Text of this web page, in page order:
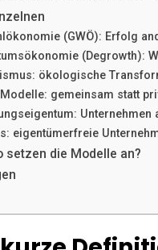
(GWÖ): Erfolg
(Degrowth):
ökologische
gemeinsam statt
eigentümerfreie
setzen die Modelle an?